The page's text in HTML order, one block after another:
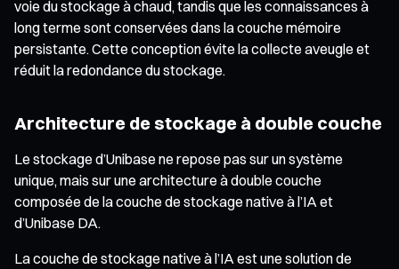
voie du stockage à chaud, tandis que les connaissances à
long terme sont conservées dans la couche mémoire
persistante. Cette conception évite la collecte aveugle et
réduit la redondance du stockage.
Architecture de stockage à double couche
Le stockage d’Unibase ne repose pas sur un système
unique, mais sur une architecture à double couche
composée de la couche de stockage native à l’IA et
d’Unibase DA.
La couche de stockage native à l’IA est une solution de